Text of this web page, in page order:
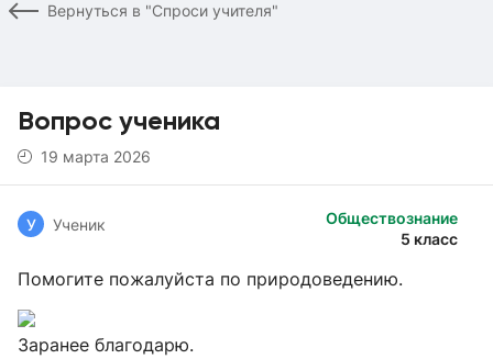
Вернуться в "Спроси учителя"
Вопрос ученика
19 марта 2026
Обществознание
5 класс
У Ученик
Помогите пожалуйста по природоведению.
Заранее благодарю.